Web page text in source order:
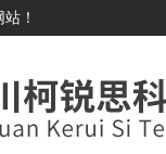
！